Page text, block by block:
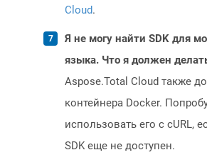
Cloud.
Я не могу найти SDK для
языка. Что я должен
Aspose.Total Cloud также
контейнера Docker.
использовать его с cURL,
SDK еще не доступен.